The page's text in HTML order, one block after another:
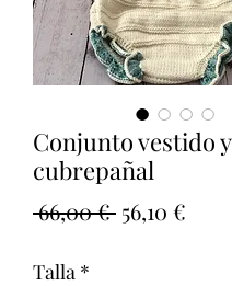
Conjunto vestido y
cubrepañal
66,00 € Precio
56,10 €
Talla *